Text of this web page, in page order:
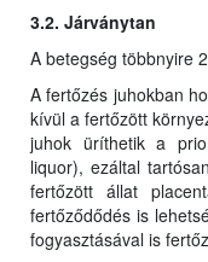
3.2. Járványtan
A betegség többnyire
A fertőzés juhokban
kívül a fertőzött
juhok üríthetik a
liquor), ezáltal
fertőzött állat
fertőződődés is
fogyasztásával is